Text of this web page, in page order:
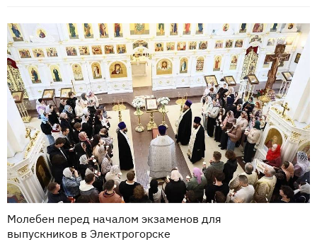
Молебен перед началом экзаменов для
выпускников в Электрогорске